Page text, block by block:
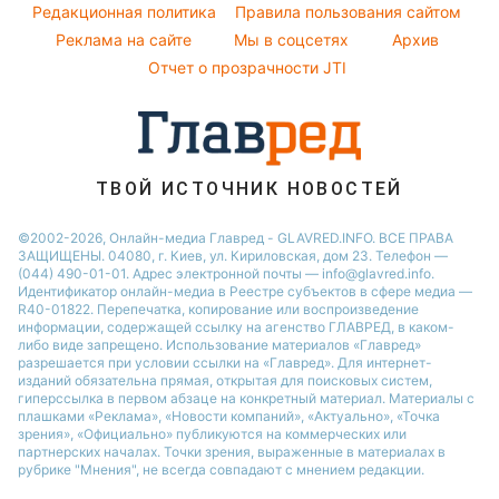
Настя Каменских
Виталий Козловский
София Ротару
Ольга Сумская
Легкие десерты
Напитки
Праздничное меню
Редакционная политика
Правила пользования сайтом
Реклама на сайте
Мы в соцсетях
Архив
Отчет о прозрачности JTI
ТВОЙ ИСТОЧНИК НОВОСТЕЙ
©2002-2026, Онлайн-медиа Главред - GLAVRED.INFO. ВСЕ ПРАВА
ЗАЩИЩЕНЫ. 04080, г. Киев, ул. Кириловская, дом 23. Телефон —
(044) 490-01-01. Адрес электронной почты — info@glavred.info.
Идентификатор онлайн-медиа в Реестре cубъектов в сфере медиа —
R40-01822. Перепечатка, копирование или воспроизведение
информации, содержащей ссылку на агенство ГЛАВРЕД, в каком-
либо виде запрещено. Использование материалов «Главред»
разрешается при условии ссылки на «Главред». Для интернет-
изданий обязательна прямая, открытая для поисковых систем,
гиперссылка в первом абзаце на конкретный материал. Материалы с
плашками «Реклама», «Новости компаний», «Актуально», «Точка
зрения», «Официально» публикуются на коммерческих или
партнерских началах. Точки зрения, выраженные в материалах в
рубрике "Мнения", не всегда совпадают с мнением редакции.